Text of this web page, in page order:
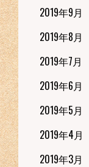
2019年9月
2019年8月
2019年7月
2019年6月
2019年5月
2019年4月
2019年3月